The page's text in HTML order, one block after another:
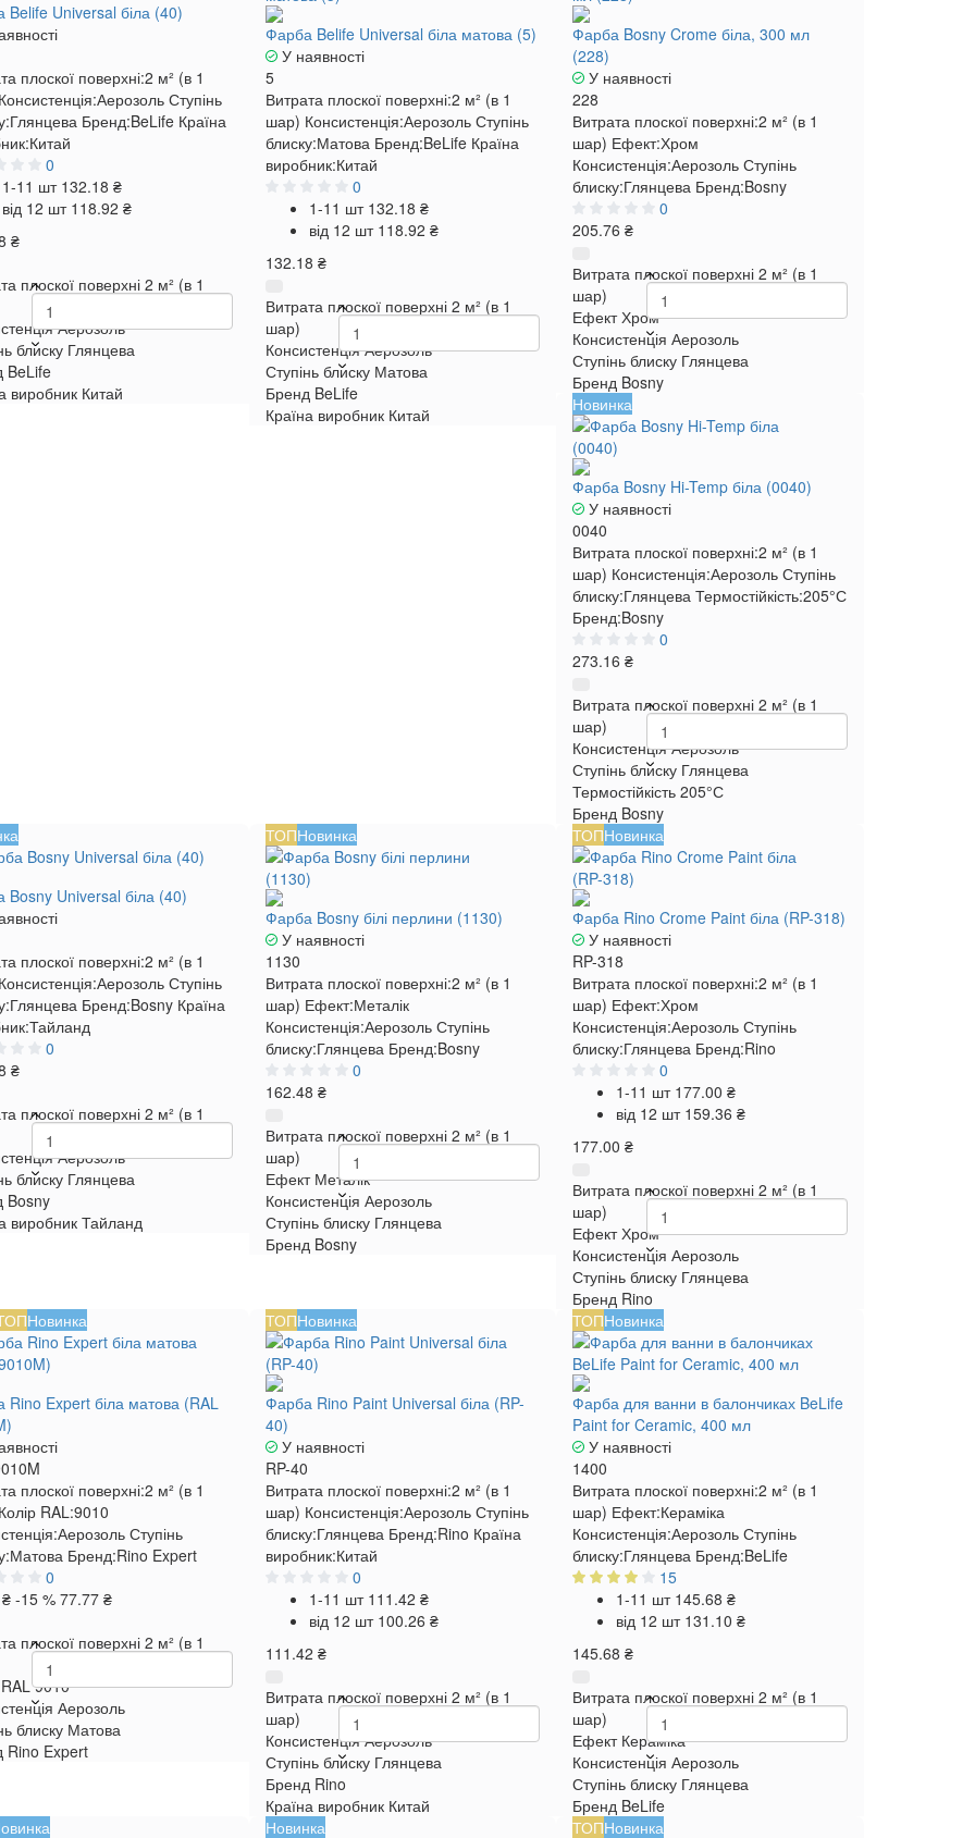
Belife Universal біла (40)
плоскої поверхні:2 м² (в 1
Консистенція:Аерозоль Ступінь
Глянцева Бренд:BeLife Країна
Китай
0
1-11 шт 132.18 ₴
від 12 шт 118.92 ₴
₴
плоскої поверхні 2 м² (в 1
Аерозоль
блиску Глянцева
BeLife
виробник Китай
Фарба Belife Universal біла матова (5)
У наявності
5
Витрата плоскої поверхні:2 м² (в 1
шар) Консистенція:Аерозоль Ступінь
блиску:Матова Бренд:BeLife Країна
виробник:Китай
0
1-11 шт 132.18 ₴
від 12 шт 118.92 ₴
132.18 ₴
Витрата плоскої поверхні 2 м² (в 1
шар)
Консистенція Аерозоль
Ступінь блиску Матова
Бренд BeLife
Країна виробник Китай
Фарба Bosny Crome біла, 300 мл
(228)
У наявності
228
Витрата плоскої поверхні:2 м² (в 1
шар) Ефект:Хром
Консистенція:Аерозоль Ступінь
блиску:Глянцева Бренд:Bosny
0
205.76 ₴
Витрата плоскої поверхні 2 м² (в 1
шар)
Ефект Хром
Консистенція Аерозоль
Ступінь блиску Глянцева
Бренд Bosny
Новинка
Фарба Bosny Hi-Temp біла (0040)
У наявності
0040
Витрата плоскої поверхні:2 м² (в 1
шар) Консистенція:Аерозоль Ступінь
блиску:Глянцева Термостійкість:205°С
Бренд:Bosny
0
273.16 ₴
Витрата плоскої поверхні 2 м² (в 1
шар)
Консистенція Аерозоль
Ступінь блиску Глянцева
Термостійкість 205°С
Бренд Bosny
Bosny Universal біла (40)
плоскої поверхні:2 м² (в 1
Консистенція:Аерозоль Ступінь
Глянцева Бренд:Bosny Країна
Тайланд
0
₴
плоскої поверхні 2 м² (в 1
Аерозоль
блиску Глянцева
Bosny
виробник Тайланд
ТОПНовинка
Фарба Bosny білі перлини (1130)
У наявності
1130
Витрата плоскої поверхні:2 м² (в 1
шар) Ефект:Металік
Консистенція:Аерозоль Ступінь
блиску:Глянцева Бренд:Bosny
0
162.48 ₴
Витрата плоскої поверхні 2 м² (в 1
шар)
Ефект Металік
Консистенція Аерозоль
Ступінь блиску Глянцева
Бренд Bosny
ТОПНовинка
Фарба Rino Crome Paint біла (RP-318)
У наявності
RP-318
Витрата плоскої поверхні:2 м² (в 1
шар) Ефект:Хром
Консистенція:Аерозоль Ступінь
блиску:Глянцева Бренд:Rino
0
1-11 шт 177.00 ₴
від 12 шт 159.36 ₴
177.00 ₴
Витрата плоскої поверхні 2 м² (в 1
шар)
Ефект Хром
Консистенція Аерозоль
Ступінь блиску Глянцева
Бренд Rino
Новинка
Rino Expert біла матова (RAL
плоскої поверхні:2 м² (в 1
Колір RAL:9010
Аерозоль Ступінь
Матова Бренд:Rino Expert
0
-15 % 77.77 ₴
плоскої поверхні 2 м² (в 1
9010
Аерозоль
блиску Матова
Rino Expert
ТОПНовинка
Фарба Rino Paint Universal біла (RP-
40)
У наявності
RP-40
Витрата плоскої поверхні:2 м² (в 1
шар) Консистенція:Аерозоль Ступінь
блиску:Глянцева Бренд:Rino Країна
виробник:Китай
0
1-11 шт 111.42 ₴
від 12 шт 100.26 ₴
111.42 ₴
Витрата плоскої поверхні 2 м² (в 1
шар)
Консистенція Аерозоль
Ступінь блиску Глянцева
Бренд Rino
Країна виробник Китай
ТОПНовинка
Фарба для ванни в балончиках BeLife
Paint for Ceramic, 400 мл
У наявності
1400
Витрата плоскої поверхні:2 м² (в 1
шар) Ефект:Кераміка
Консистенція:Аерозоль Ступінь
блиску:Глянцева Бренд:BeLife
15
1-11 шт 145.68 ₴
від 12 шт 131.10 ₴
145.68 ₴
Витрата плоскої поверхні 2 м² (в 1
шар)
Ефект Кераміка
Консистенція Аерозоль
Ступінь блиску Глянцева
Бренд BeLife
Новинка ТОПНовинка